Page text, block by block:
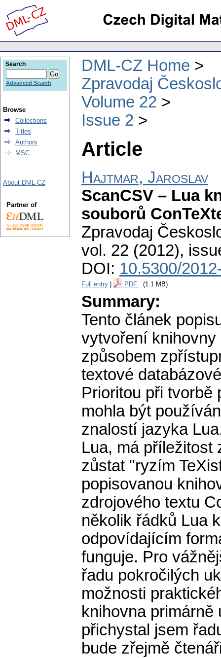
DML-CZ Home
Zpravodaj
Volume 22
Issue 2
Article
Hajtmar, Jaroslav
ScanCSV – Lua
souborů
Zpravodaj
vol. 22 (2012),
DOI: 10.5300/
Full entry PDF (1.1 MB)
Summary:
Tento článek
vytvoření
způsobem
textové
Prioritou při tvorbě
mohla být
znalostí jazyka
Lua, má příležitost
zůstat "ryzím
popisovanou
zdrojového textu
několik řádků Lua
odpovídajícím
funguje. Pro
řadu pokročilých
možnosti
knihovna
přichystal jsem
bude zřejmě
Search
Advanced Search
Browse
Collections
Titles
Authors
MSC
About DML-CZ
Partner of